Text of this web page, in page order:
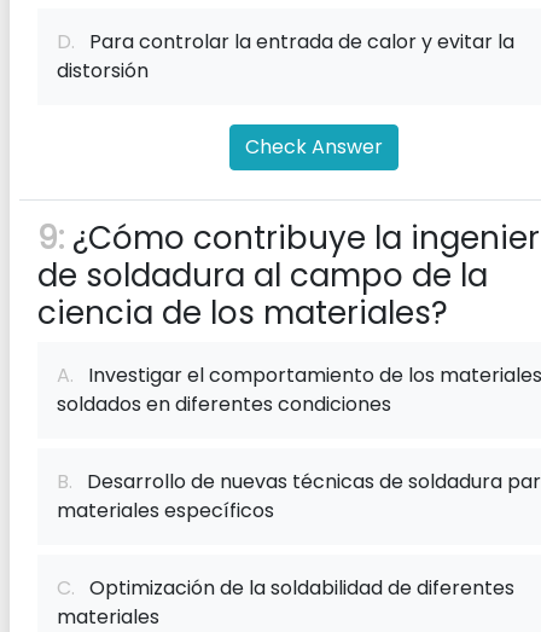
D. Para controlar la entrada de calor y evitar la
distorsión
Check Answer
9: ¿Cómo contribuye la
de soldadura al campo de la
ciencia de los materiales?
A. Investigar el comportamiento de los materiales
soldados en diferentes condiciones
B. Desarrollo de nuevas técnicas de soldadura
materiales específicos
C. Optimización de la soldabilidad de diferentes
materiales